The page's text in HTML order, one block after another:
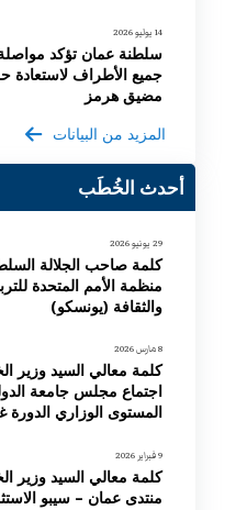
14 يوليو 2026
سلطنة عمان تؤكد
جميع الأطراف لاستعادة
مضيق هرمز
المزيد من البيانات
أحدث الخُطَب
29 يونيو 2026
كلمة صاحب الجلالة
منظمة الأمم المتحدة
والثقافة (يونسكو)
8 مارس 2026
كلمة معالي السيد وزير
اجتماع مجلس جامعة
المستوى الوزاري الدورة
9 فبراير 2026
كلمة معالي السيد وزير
منتدى عمان – سيبو